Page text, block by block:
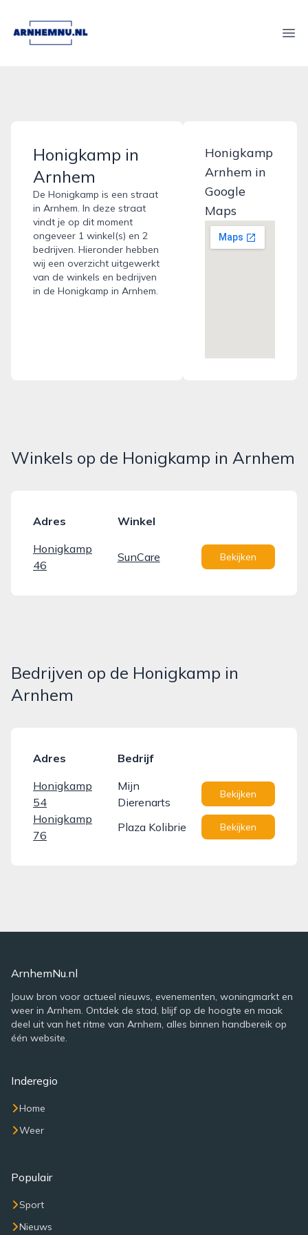
arnhemnu.nl
Honigkamp in
Arnhem
De Honigkamp is een straat
in Arnhem. In deze straat
vindt je op dit moment
ongeveer 1 winkel(s) en 2
bedrijven. Hieronder hebben
wij een overzicht uitgewerkt
van de winkels en bedrijven
in de Honigkamp in Arnhem.
Honigkamp
Arnhem in
Google
Maps
Winkels op de Honigkamp in Arnhem
Adres
Winkel
Honigkamp
46
SunCare Bekijken
Bedrijven op de Honigkamp in
Arnhem
Adres
Bedrijf
Honigkamp
54
Mijn
Dierenarts
Bekijken
Honigkamp
76
Plaza Kolibrie Bekijken
ArnhemNu.nl
Jouw bron voor actueel nieuws, evenementen, woningmarkt en
weer in Arnhem. Ontdek de stad, blijf op de hoogte en maak
deel uit van het ritme van Arnhem, alles binnen handbereik op
één website.
Inderegio
Home
Weer
Populair
Sport
Nieuws